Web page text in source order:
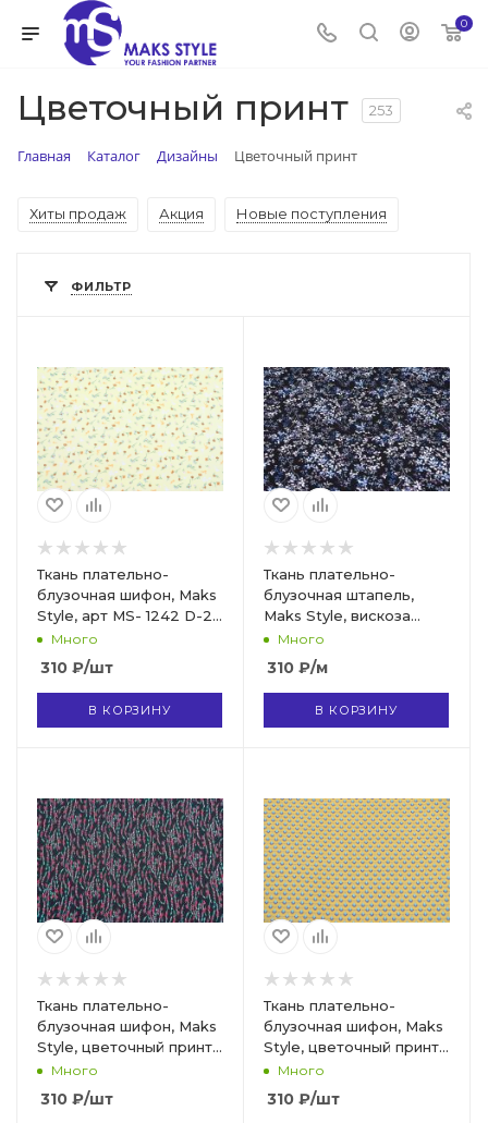
0
Цветочный принт 253
Главная Каталог Дизайны Цветочный принт
Хиты продаж Акция Новые поступления
ФИЛЬТР
Ткань плательно-
блузочная шифон, Maks
Style, арт MS- 1242 D-2
C-2Много
310 ₽/шт
В КОРЗИНУ
Ткань плательно-
блузочная штапель,
Maks Style, вискоза
100%, цвет ткани
черный, рисунок цветы,
арт. MS- 2208 D-10 C-1
Много
310 ₽/м
В КОРЗИНУ
Ткань плательно-
блузочная шифон, Maks
Style, цветочный принт,
арт MS- 1234 D-61 C-2
Много
310 ₽/шт
Ткань плательно-
блузочная шифон, Maks
Style, цветочный принт,
арт. 4197-19 D1011078
Много
310 ₽/шт